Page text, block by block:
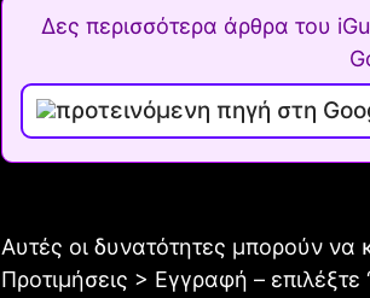
Δες περισσότερα άρθρα του
Αυτές οι δυνατότητες μπορούν να
Προτιμήσεις > Εγγραφή –